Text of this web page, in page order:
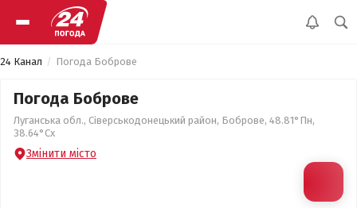
24 Канал Погода Боброве
Погода Боброве
Луганська обл., Сіверськодонецький район, Боброве, 48.81°Пн,
38.64°Сх
Змінити місто